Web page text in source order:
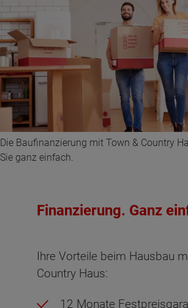
Die Baufinanzierung mit Town & Country
Sie ganz einfach.
Finanzierung. Ganz
Ihre Vorteile beim Hausbau
Country Haus:
12 Monate